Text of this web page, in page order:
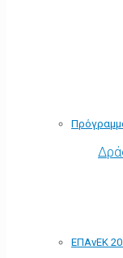
ΕΠΑνΕΚ